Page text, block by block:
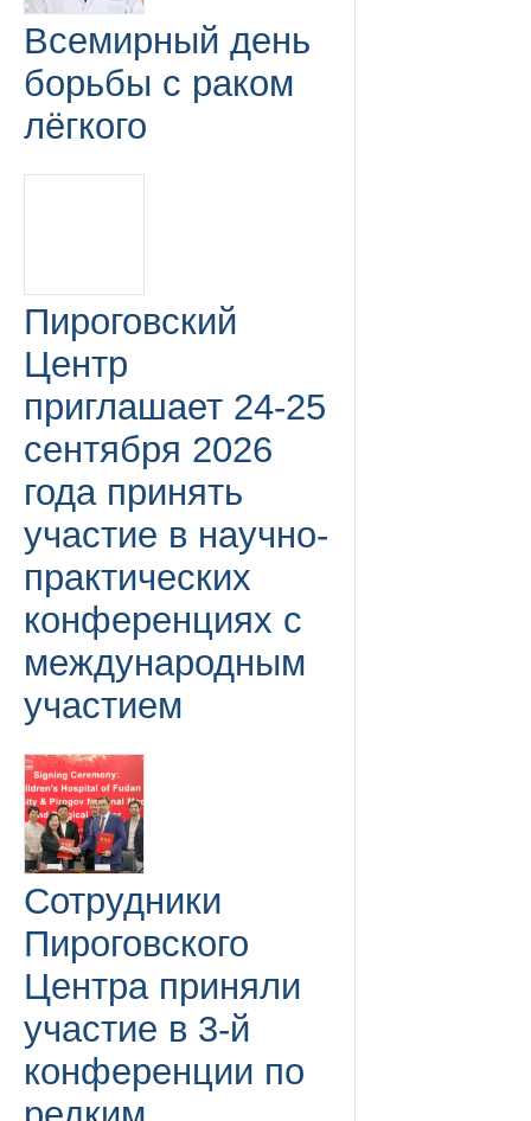
Всемирный день
борьбы с раком
лёгкого
Пироговский
Центр
приглашает 24-25
сентября 2026
года принять
участие в научно-
практических
конференциях с
международным
участием
Сотрудники
Пироговского
Центра приняли
участие в 3-й
конференции по